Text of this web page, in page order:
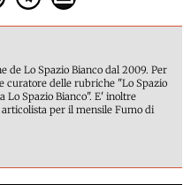
de Lo Spazio Bianco dal 2009. Per
curatore delle rubriche "Lo Spazio
Lo Spazio Bianco". E' inoltre
per il mensile Fumo di